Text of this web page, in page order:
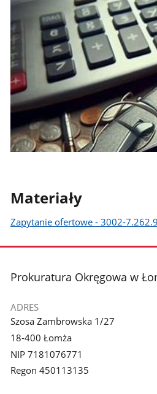
Materiały
Zapytanie ofertowe - 3002-
stopka
Prokuratura Okręgowa w
ADRES
Szosa Zambrowska 1/27
18-400 Łomża
NIP 7181076771
Regon 450113135